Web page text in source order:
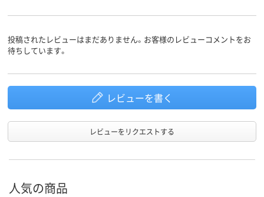
投稿されたレビューはまだありません。お客様のレビューコメントをお
待ちしています。
レビューを書く
レビューをリクエストする
人気の商品